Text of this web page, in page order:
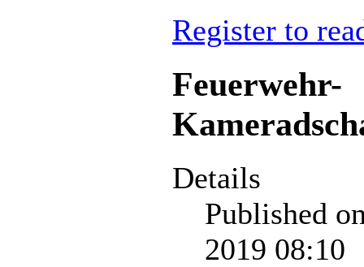
Register to
Feuerwehr-
Details
Published
2019 08:10